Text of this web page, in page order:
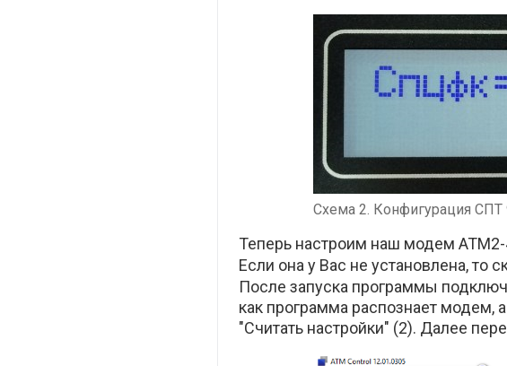
Схема 2. Конфигурация СПТ
Теперь настроим наш модем
Если она у Вас не установлена, то
После запуска программы
как программа распознает модем,
"Считать настройки" (2). Далее